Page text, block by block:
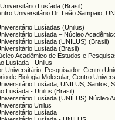
Universitário Lusíada (Brasil)
Universitário Dr. Leão Sampaio,
Lusíadas (Unilus)
Lusíada – Núcleo
Lusíada (UNILUS) (Brasil)
Lusíada (Brasil)
Acadêmico de Estudos e
Lusíada - Unilus
Universitário, Pesquisador. Centro
de Biologia Molecular, Centro
Lusíada, UNILUS, Santos,
Lusíada - Unilus (Brasil)
Lusíada (UNILUS) Núcleo
Unilus
Lusíada